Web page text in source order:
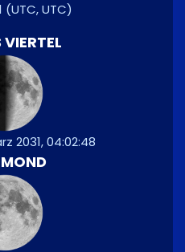
(UTC, UTC)
VIERTEL
2031, 04:02:48